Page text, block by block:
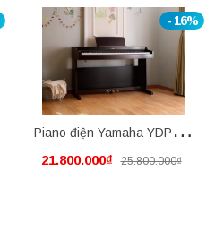
- 16%
Piano điện Yamaha YDP145
mới nguyên thùng
21.800.000₫ 25.800.000₫